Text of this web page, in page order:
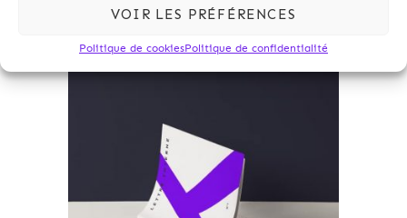
VOIR LES PRÉFÉRENCES
Politique de cookiesPolitique de confidentialité